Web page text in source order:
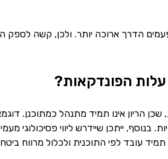
הדרך ארוכה יותר. ולכן, קשה לספק
עלות הפונדקאות?
הריון אינו תמיד מתנהל כמתוכנן.
בנוסף, ייתכן שיידרש ליווי
עובד לפי התוכנית ולכלול מרווח